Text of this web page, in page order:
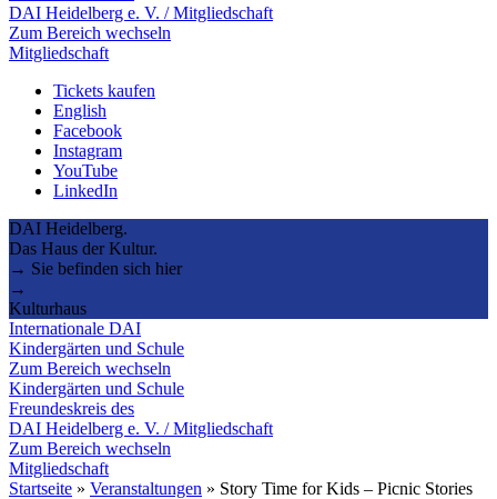
DAI Heidelberg e. V. / Mitgliedschaft
Zum Bereich wechseln
Mitgliedschaft
Tickets kaufen
English
Facebook
Instagram
YouTube
LinkedIn
DAI Heidelberg.
Das Haus der Kultur.
→ Sie befinden sich hier
→
Kulturhaus
Internationale DAI
Kindergärten und Schule
Zum Bereich wechseln
Kindergärten und Schule
Freundeskreis des
DAI Heidelberg e. V. / Mitgliedschaft
Zum Bereich wechseln
Mitgliedschaft
Startseite » Veranstaltungen » Story Time for Kids – Picnic Stories